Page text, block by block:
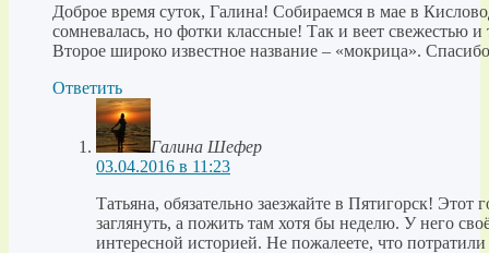
Доброе время суток, Галина! Собираемся в мае в
сомневалась, но фотки классные! Так и веет свежестью
Второе широко известное название – «мокрица».
Ответить
Галина Шефер
03.04.2016 в 11:23
Татьяна, обязательно заезжайте в Пятигорск! Этот
заглянуть, а пожить там хотя бы неделю. У него
интересной историей. Не пожалеете, что